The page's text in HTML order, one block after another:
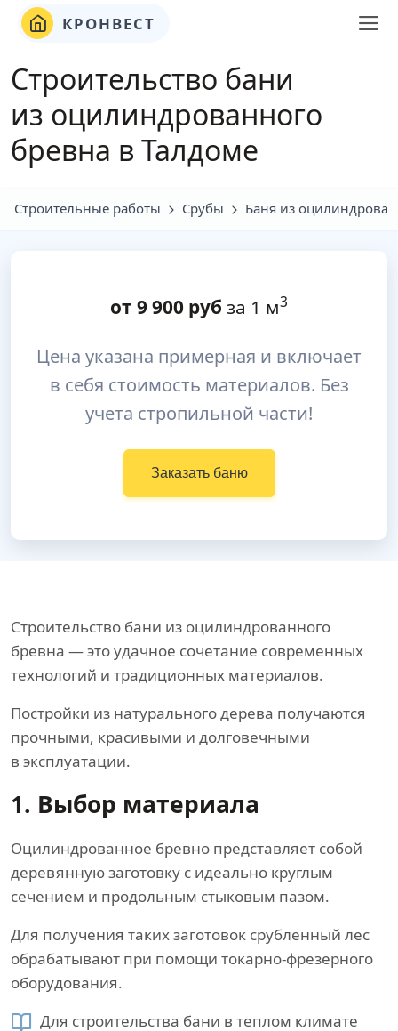
КРОНВЕСТ
Строительство бани
из оцилиндрованного
бревна в Талдоме
Строительные работы Срубы Баня из
от 9 900 руб за 1 м3
Цена указана примерная и включает
в себя стоимость материалов. Без
учета стропильной части!
Заказать баню
Строительство бани из оцилиндрованного
бревна — это удачное сочетание современных
технологий и традиционных материалов.
Постройки из натурального дерева получаются
прочными, красивыми и долговечными
в эксплуатации.
1. Выбор материала
Оцилиндрованное бревно представляет собой
деревянную заготовку с идеально круглым
сечением и продольным стыковым пазом.
Для получения таких заготовок срубленный лес
обрабатывают при помощи токарно-фрезерного
оборудования.
Для строительства бани в теплом климате